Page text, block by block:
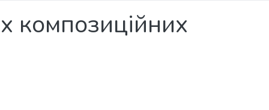
композиційних